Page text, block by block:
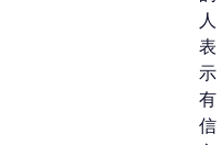
人
表
示
有
信